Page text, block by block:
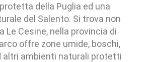
protetta della Puglia ed una
del Salento. Si trova non
Le Cesine, nella provincia di
offre zone umide, boschi,
altri ambienti naturali protetti